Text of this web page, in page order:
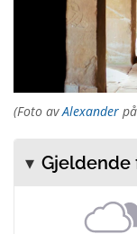
(Foto avAlexander på
Gjeldende